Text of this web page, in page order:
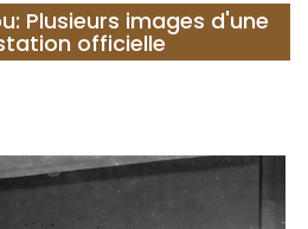
Plusieurs images d'une
officielle